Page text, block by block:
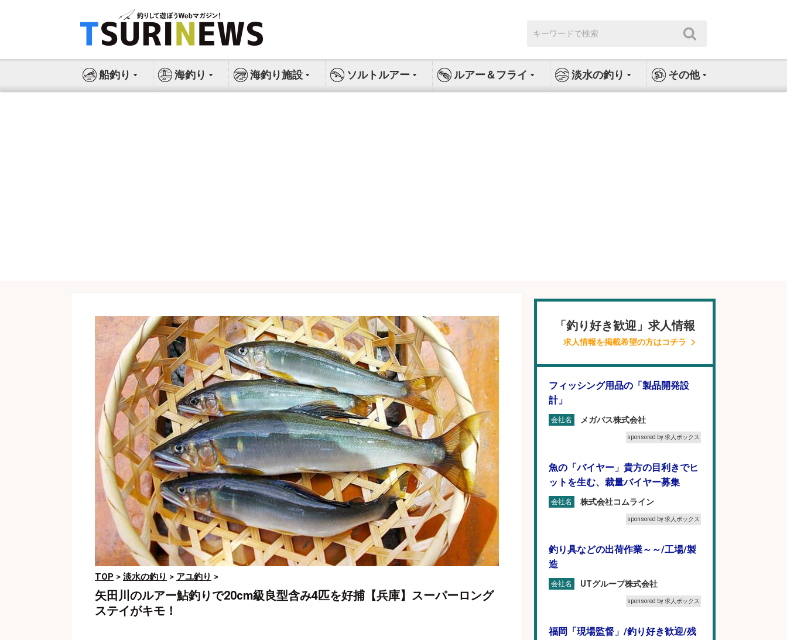
ス
索:
船釣り 海釣り 海釣り施設 ソルトルアー ルアー＆フライ 淡水の釣り その他
TOP > 淡水の釣り > アユ釣り >
矢田川のルアー鮎釣りで20cm級良型含み4匹を好捕【兵庫】スーパーロング
ステイがキモ！
「釣り好き歓迎」求人情報
求人情報を掲載希望の方はコチラ
フィッシング用品の「製品開発設
計」
会社名 メガバス株式会社
sponsored by 求人ボックス
魚の「バイヤー」貴方の目利きでヒ
ットを生む、裁量バイヤー募集
会社名 株式会社コムライン
sponsored by 求人ボックス
釣り具などの出荷作業～～/工場/製
造
会社名 UTグループ株式会社
sponsored by 求人ボックス
福岡「現場監督」/釣り好き歓迎/残